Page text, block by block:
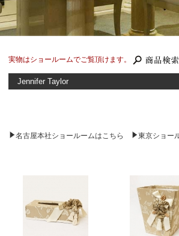
実物はショールームでご覧頂けます。
Jennifer Taylor
名古屋本社ショールームはこちら 東京ショー